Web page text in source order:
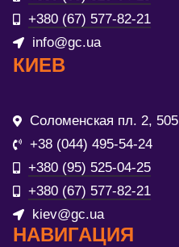
+380 (67) 577-82-21
info@gc.ua
КИЕВ
Соломенская пл. 2, 505
+38 (044) 495-54-24
+380 (95) 525-04-25
+380 (67) 577-82-21
kiev@gc.ua
НАВИГАЦИЯ